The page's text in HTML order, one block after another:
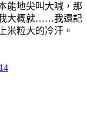
能地尖叫大喊，那
我大概就……我還記
米粒大的冷汗。